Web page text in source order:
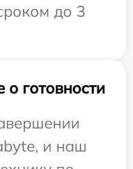
до 3
готовности
и наш